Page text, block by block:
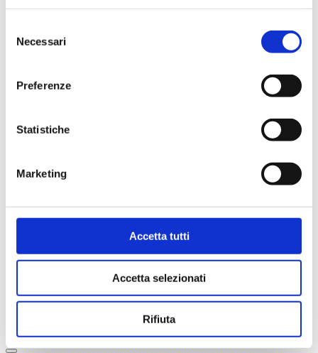
delNecessari
Preferenze
Statistiche
Marketing
Accetta tutti
Accetta selezionati
Rifiuta
5Scelta della lega giusta
7.2
7.5
7.8
La banca delle idee – giunzioni meccaniche
10Giunzione mediante saldatura per fusione
11Giunzione mediante saldatura a frizione (FSW)
Tolleranze dei profilati
14Lavorazione
Trattamento superficiale
17Economia